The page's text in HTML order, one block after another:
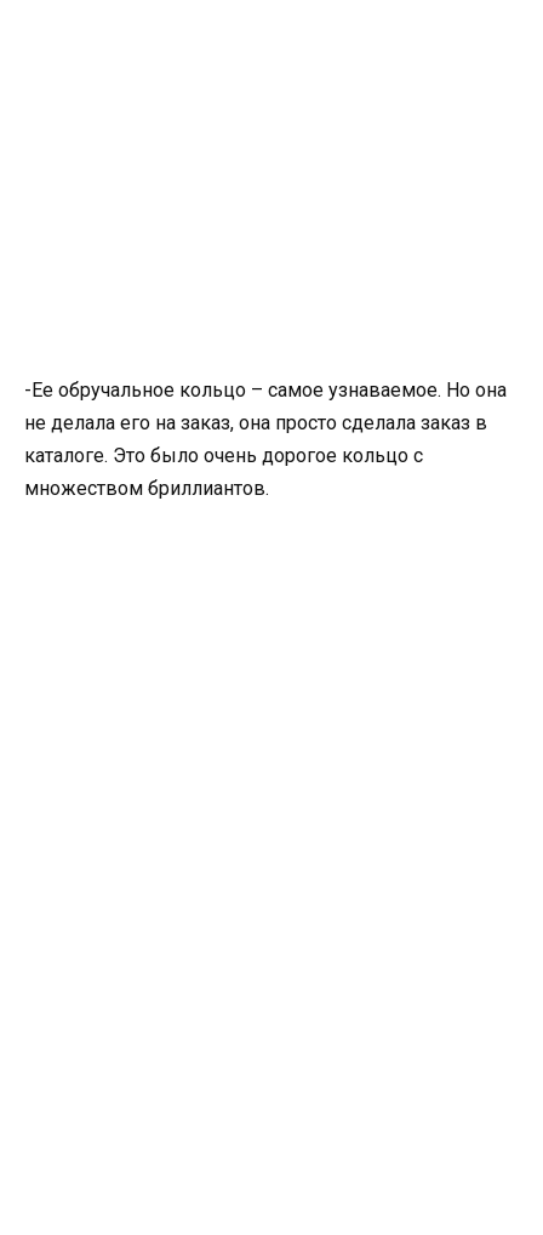
-Ее обручальное кольцо – самое узнаваемое. Но она
не делала его на заказ, она просто сделала заказ в
каталоге. Это было очень дорогое кольцо с
множеством бриллиантов.